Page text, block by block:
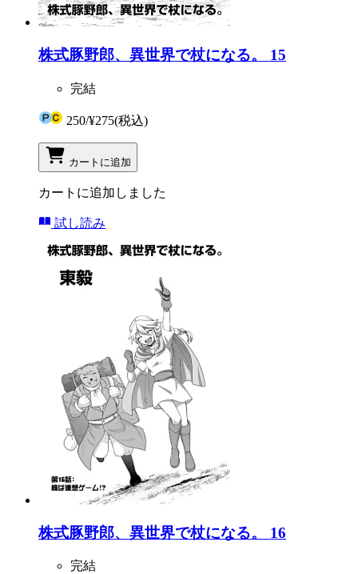
株式豚野郎、異世界で杖になる。 15
完結
250/¥275(税込)
カートに追加
カートに追加しました
試し読み
株式豚野郎、異世界で杖になる。 16
完結